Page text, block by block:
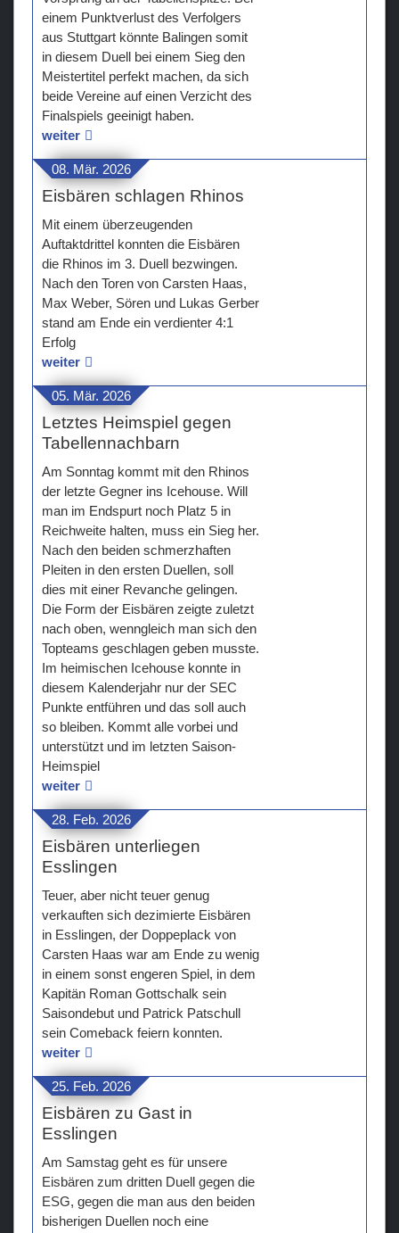
einem Punktverlust des Verfolgers
aus Stuttgart könnte Balingen somit
in diesem Duell bei einem Sieg den
Meistertitel perfekt machen, da sich
beide Vereine auf einen Verzicht des
Finalspiels geeinigt haben.
weiter
08. Mär. 2026
Eisbären schlagen Rhinos
Mit einem überzeugenden
Auftaktdrittel konnten die Eisbären
die Rhinos im 3. Duell bezwingen.
Nach den Toren von Carsten Haas,
Max Weber, Sören und Lukas Gerber
stand am Ende ein verdienter 4:1
Erfolg
weiter
05. Mär. 2026
Letztes Heimspiel gegen
Tabellennachbarn
Am Sonntag kommt mit den Rhinos
der letzte Gegner ins Icehouse. Will
man im Endspurt noch Platz 5 in
Reichweite halten, muss ein Sieg her.
Nach den beiden schmerzhaften
Pleiten in den ersten Duellen, soll
dies mit einer Revanche gelingen.
Die Form der Eisbären zeigte zuletzt
nach oben, wenngleich man sich den
Topteams geschlagen geben musste.
Im heimischen Icehouse konnte in
diesem Kalenderjahr nur der SEC
Punkte entführen und das soll auch
so bleiben. Kommt alle vorbei und
unterstützt und im letzten Saison-
Heimspiel
weiter
28. Feb. 2026
Eisbären unterliegen
Esslingen
Teuer, aber nicht teuer genug
verkauften sich dezimierte Eisbären
in Esslingen, der Doppeplack von
Carsten Haas war am Ende zu wenig
in einem sonst engeren Spiel, in dem
Kapitän Roman Gottschalk sein
Saisondebut und Patrick Patschull
sein Comeback feiern konnten.
weiter
25. Feb. 2026
Eisbären zu Gast in
Esslingen
Am Samstag geht es für unsere
Eisbären zum dritten Duell gegen die
ESG, gegen die man aus den beiden
bisherigen Duellen noch eine